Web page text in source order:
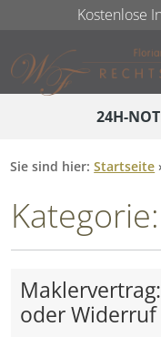
Kostenlose
24H-
Sie sind hier:Startseite
Kategorie:
oder Widerruf